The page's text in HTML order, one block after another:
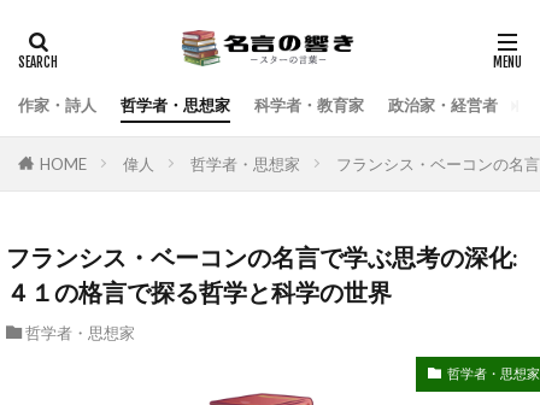
作家・詩人 哲学者・思想家 科学者・教育家 政治家・経営者
HOME 偉人 哲学者・思想家 フランシス・ベーコンの名
フランシス・ベーコンの名言で学ぶ思考の深化:
４１の格言で探る哲学と科学の世界
哲学者・思想家
哲学者・思想家
検索